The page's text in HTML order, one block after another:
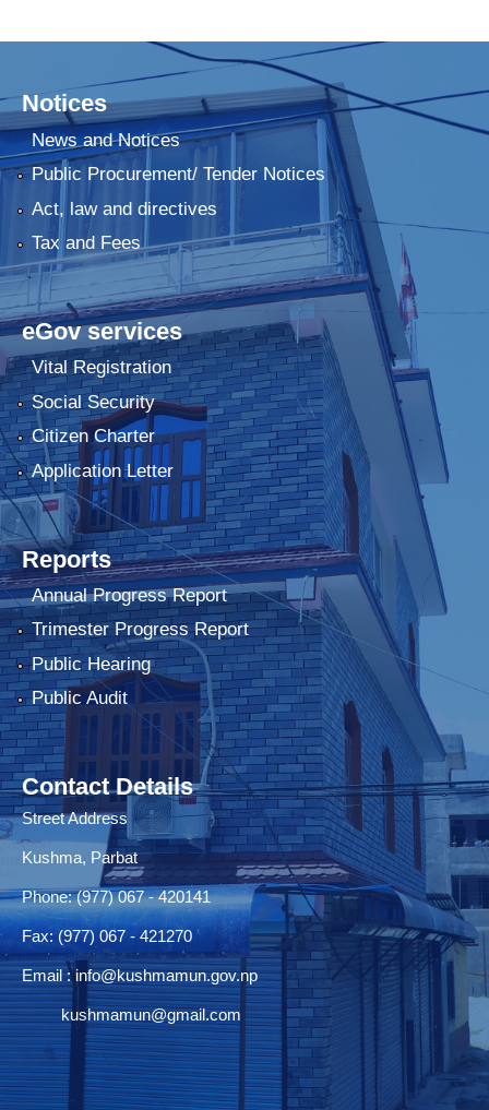
Notices
News and Notices
Public Procurement/ Tender Notices
Act, law and directives
Tax and Fees
eGov services
Vital Registration
Social Security
Citizen Charter
Application Letter
Reports
Annual Progress Report
Trimester Progress Report
Public Hearing
Public Audit
Contact Details
Street Address
Kushma, Parbat
Phone: (977) 067 - 420141
Fax: (977) 067 - 421270
Email :info@kushmamun.gov.np
kushmamun@gmail.com